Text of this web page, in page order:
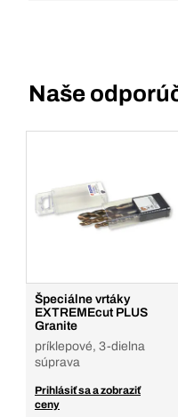
Naše
Špeciálne vrtáky
EXTREMEcut PLUS
Granite
príklepové, 3-dielna
súprava
Prihlásiť sa a zobraziť
ceny